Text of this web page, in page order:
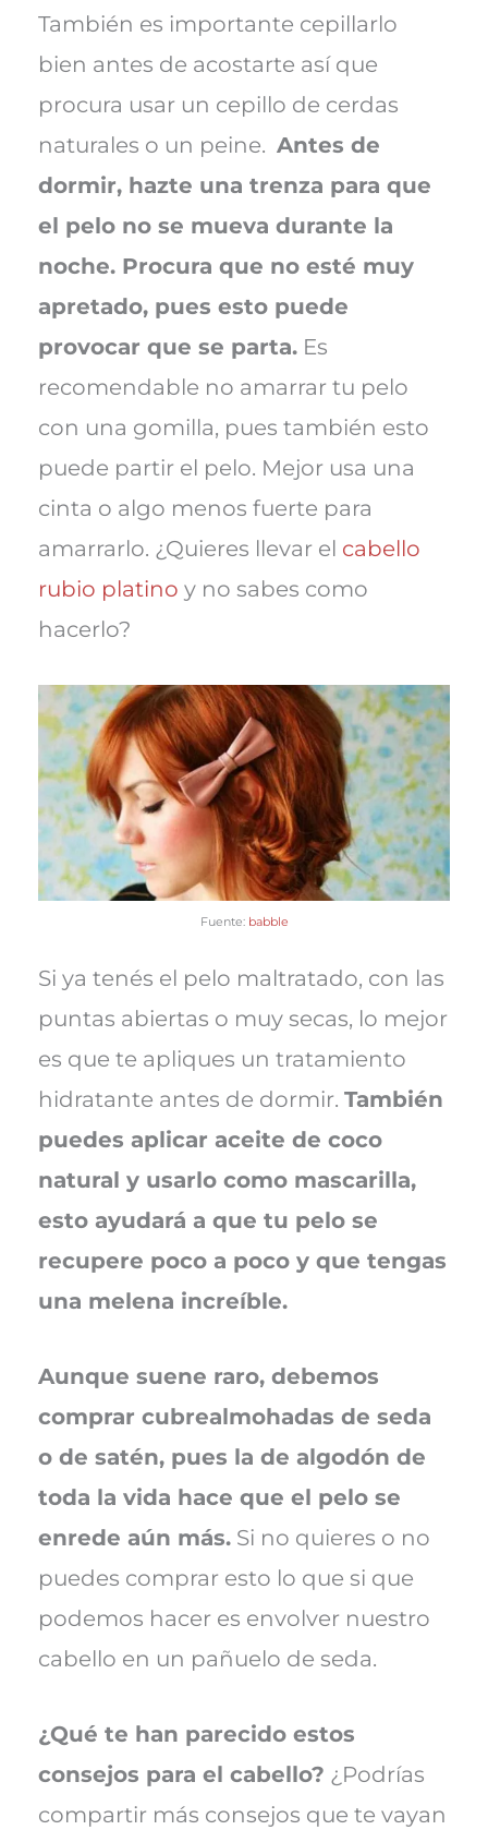
También es importante cepillarlo
bien antes de acostarte así que
procura usar un cepillo de cerdas
naturales o un peine. Antes de
dormir, hazte una trenza para que
el pelo no se mueva durante la
noche. Procura que no esté muy
apretado, pues esto puede
provocar que se parta.Es
recomendable no amarrar tu pelo
con una gomilla, pues también esto
puede partir el pelo. Mejor usa una
cinta o algo menos fuerte para
amarrarlo. ¿Quieres llevar el cabello
rubio platino y no sabes como
hacerlo?
Fuente: babble
Si ya tenés el pelo maltratado, con las
puntas abiertas o muy secas, lo mejor
es que te apliques un tratamiento
hidratante antes de dormir. También
puedes aplicar aceite de coco
natural y usarlo como mascarilla,
esto ayudará a que tu pelo se
recupere poco a poco y que tengas
una melena increíble.
Aunque suene raro, debemos
comprar cubrealmohadas de seda
o de satén, pues la de algodón de
toda la vida hace que el pelo se
enrede aún más.Si no quieres o no
puedes comprar esto lo que si que
podemos hacer es envolver nuestro
cabello en un pañuelo de seda.
¿Qué te han parecido estos
consejos para el cabello? ¿Podrías
compartir más consejos que te vayan